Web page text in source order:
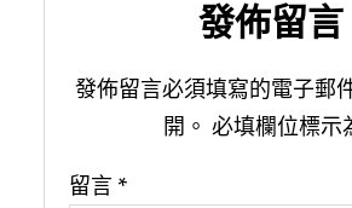
發佈留言
發佈留言必須填寫的電子郵
開。 必填欄位標示
留言 *